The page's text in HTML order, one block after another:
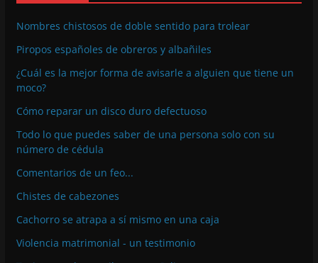
Nombres chistosos de doble sentido para trolear
Piropos españoles de obreros y albañiles
¿Cuál es la mejor forma de avisarle a alguien que tiene un
moco?
Cómo reparar un disco duro defectuoso
Todo lo que puedes saber de una persona solo con su
número de cédula
Comentarios de un feo...
Chistes de cabezones
Cachorro se atrapa a sí mismo en una caja
Violencia matrimonial - un testimonio